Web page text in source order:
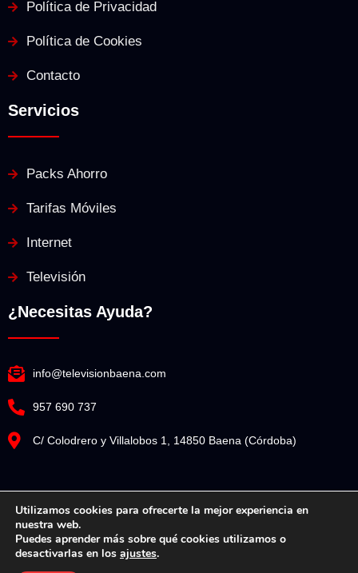
Política de Privacidad
Política de Cookies
Contacto
Servicios
Packs Ahorro
Tarifas Móviles
Internet
Televisión
¿Necesitas Ayuda?
info@televisionbaena.com
957 690 737
C/ Colodrero y Villalobos 1, 14850 Baena (Córdoba)
Televisión Baena© Copyright 2025. Todos los derechos reservados.
Utilizamos cookies para ofrecerte la mejor experiencia en
nuestra web.
Puedes aprender más sobre qué cookies utilizamos o
desactivarlas en los ajustes.